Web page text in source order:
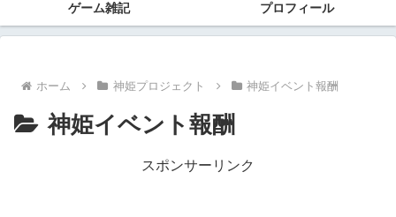
ゲーム雑記 プロフィール
ホーム 神姫プロジェクト 神姫イベント報酬
神姫イベント報酬
スポンサーリンク